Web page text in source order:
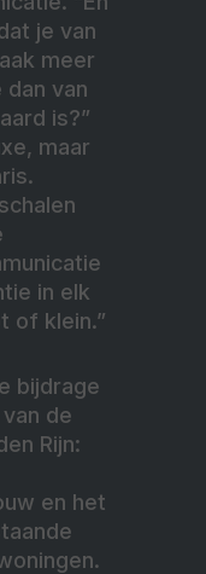
je van
meer
van
is?”
maar
in elk
of klein.”
bijdrage
de
Rijn:
en het